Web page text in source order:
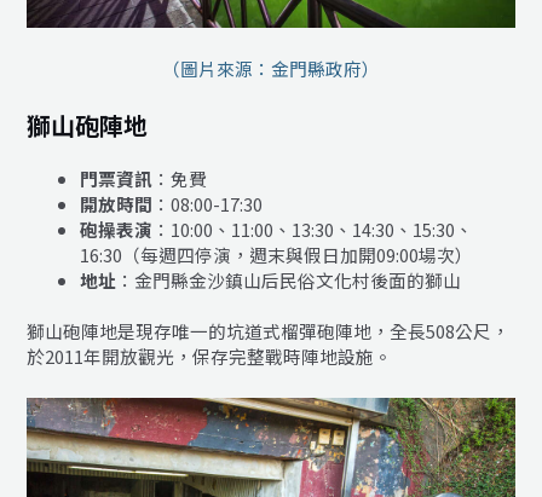
（圖片來源：金門縣政府）
獅山砲陣地
門票資訊 ：免費
開放時間 ：08:00-17:30
砲操表演 ：10:00、11:00、13:30、14:30、15:30、
16:30（每週四停演，週末與假日加開09:00場次）
地址 ：金門縣金沙鎮山后民俗文化村後面的獅山
獅山砲陣地是現存唯一的坑道式榴彈砲陣地，全長508公尺，
於2011年開放觀光，保存完整戰時陣地設施。